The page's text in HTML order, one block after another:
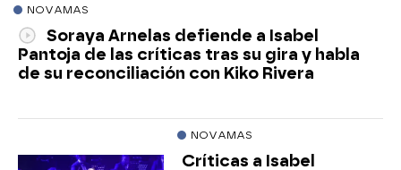
NOVAMAS
Soraya Arnelas defiende a Isabel
Pantoja de las críticas tras su gira y habla
de su reconciliación con Kiko Rivera
NOVAMAS
Críticas a Isabel